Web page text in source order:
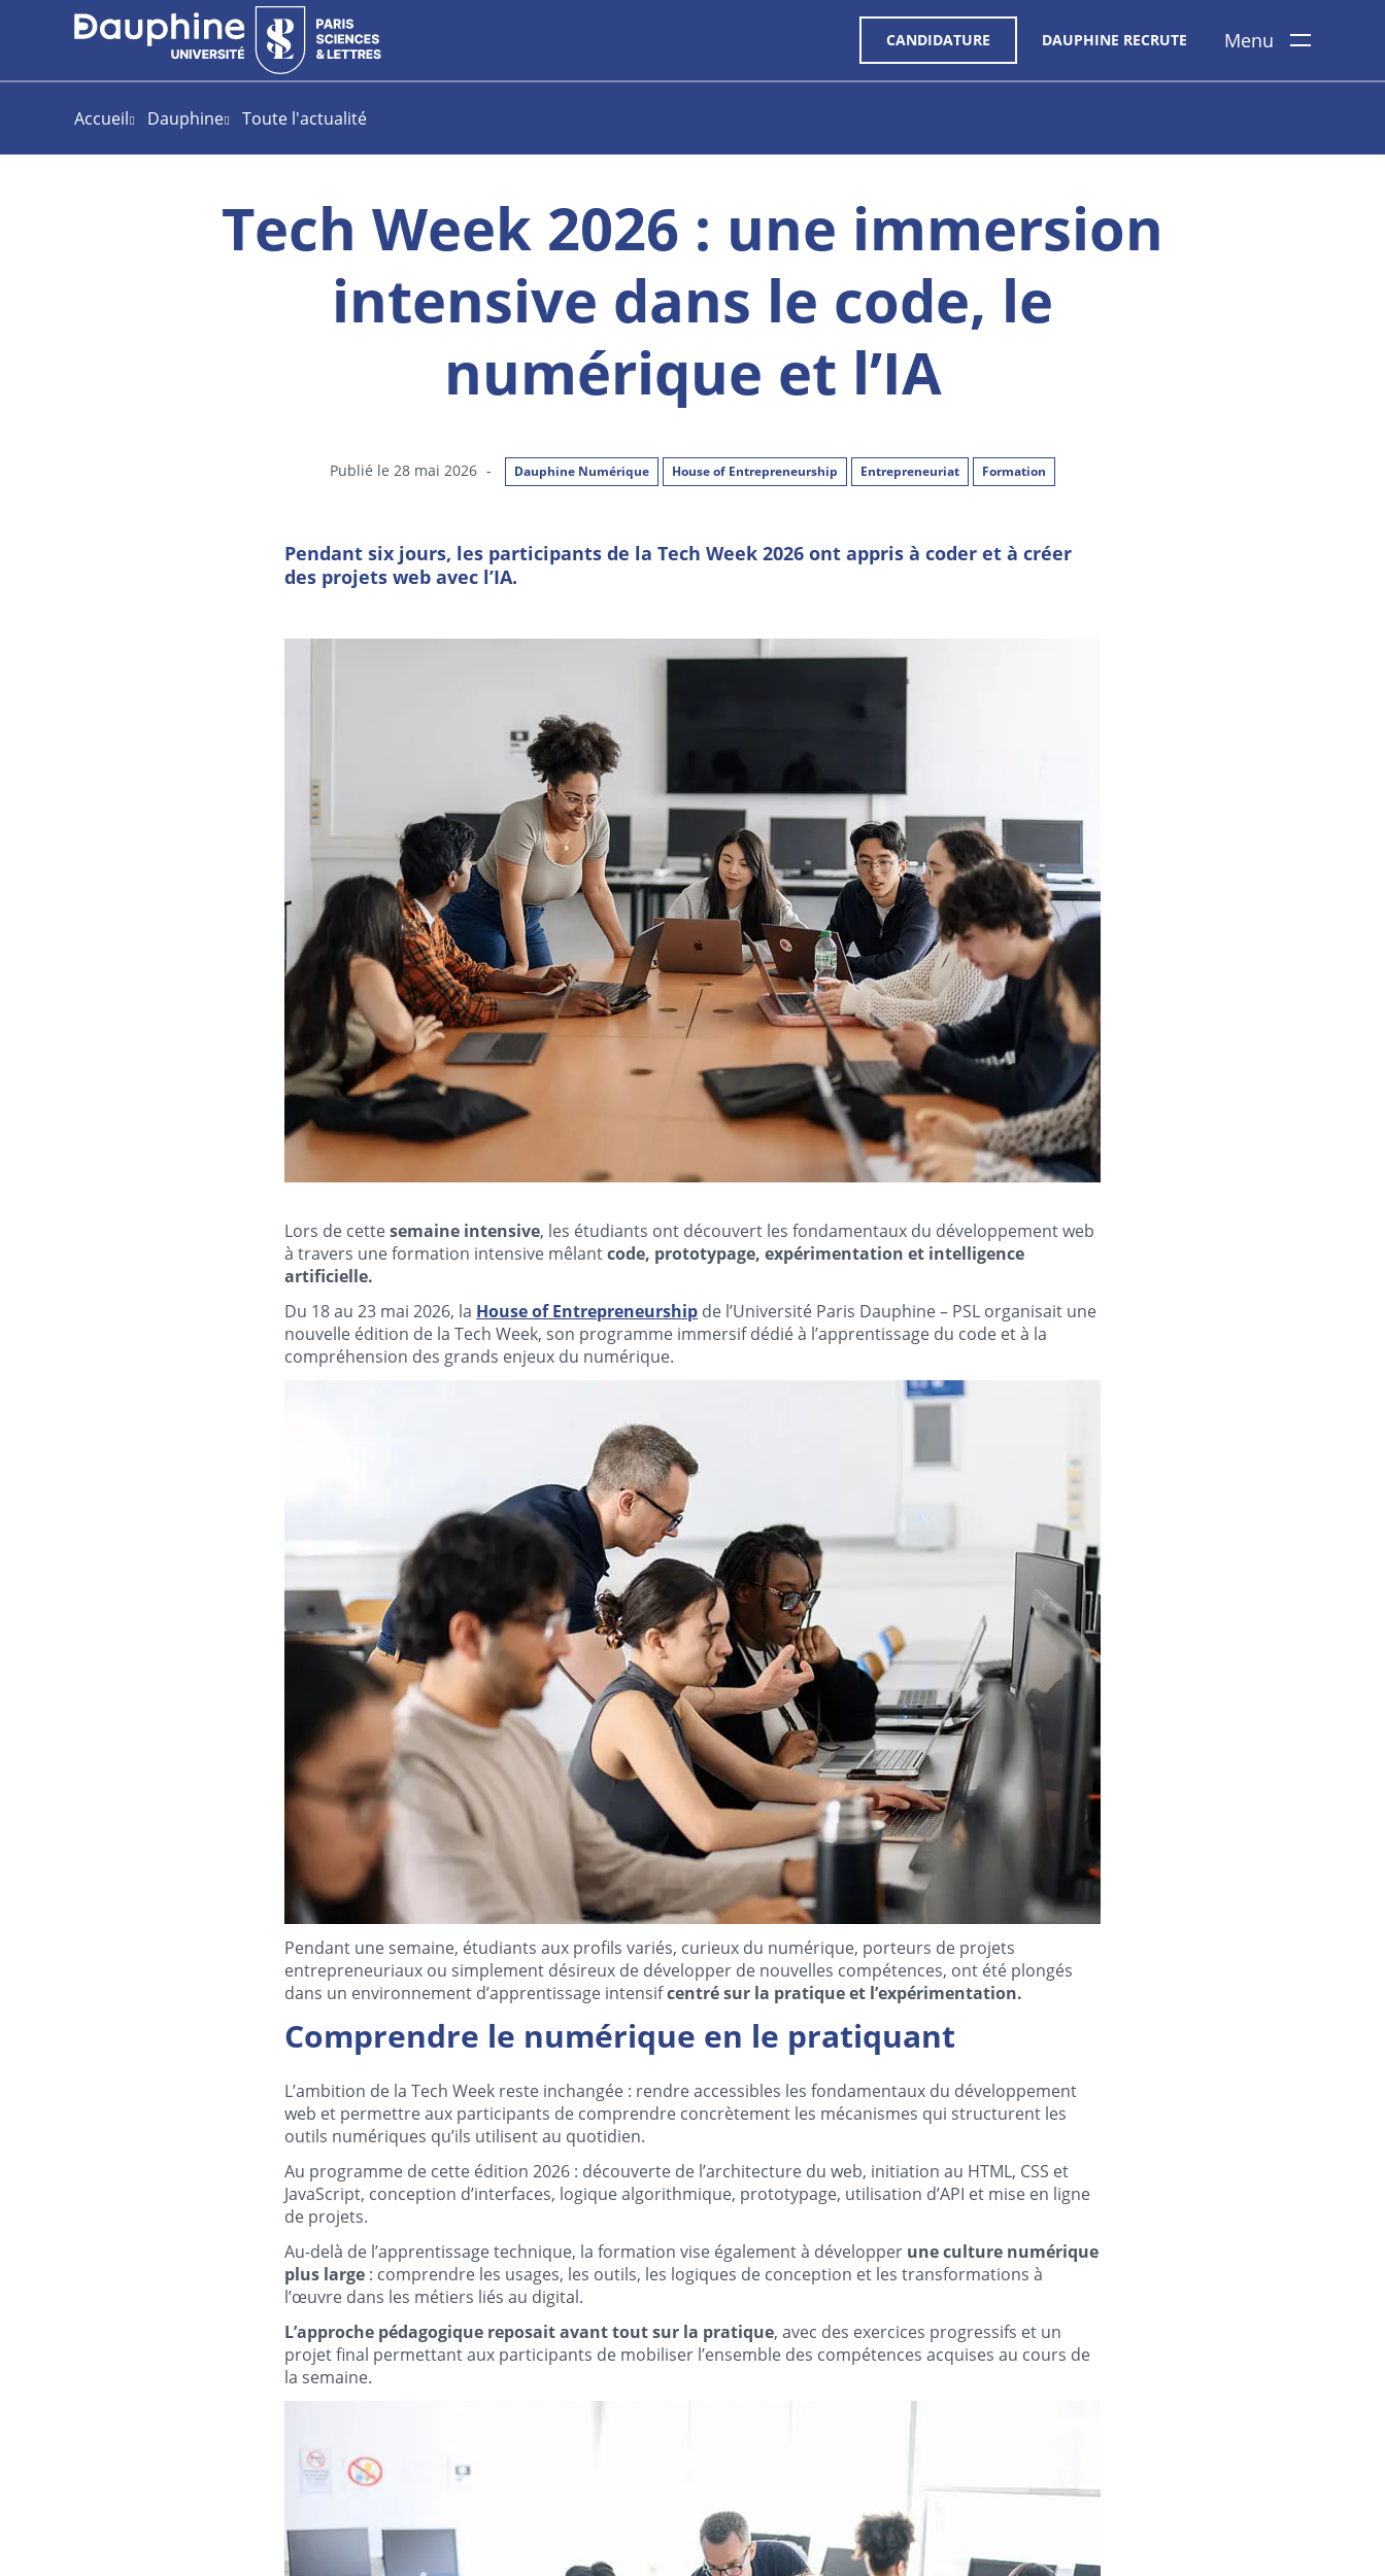
CANDIDATURE DAUPHINE RECRUTE Menu
Accueil Dauphine Toute l'actualité
Tech Week 2026 : une immersion
intensive dans le code, le
numérique et l’IA
Publié le 28 mai 2026 - Dauphine Numérique House of Entrepreneurship Entrepreneuriat Formation
Pendant six jours, les participants de la Tech Week 2026 ont appris à coder et à créer
des projets web avec l’IA.
Lors de cettesemaine intensive, les étudiants ont découvert les fondamentaux du développement web
à travers une formation intensive mêlantcode, prototypage, expérimentation et intelligence
artificielle.
Du 18 au 23 mai 2026, la House of Entrepreneurship de l’Université Paris Dauphine – PSL organisait une
nouvelle édition de la Tech Week, son programme immersif dédié à l’apprentissage du code et à la
compréhension des grands enjeux du numérique.
Pendant une semaine, étudiants aux profils variés, curieux du numérique, porteurs de projets
entrepreneuriaux ou simplement désireux de développer de nouvelles compétences, ont été plongés
dans un environnement d’apprentissage intensifcentré sur la pratique et l’expérimentation.
Comprendre le numérique en le pratiquant
L’ambition de la Tech Week reste inchangée : rendre accessibles les fondamentaux du développement
web et permettre aux participants de comprendre concrètement les mécanismes qui structurent les
outils numériques qu’ils utilisent au quotidien.
Au programme de cette édition 2026 : découverte de l’architecture du web, initiation au HTML, CSS et
JavaScript, conception d’interfaces, logique algorithmique, prototypage, utilisation d’API et mise en ligne
de projets.
Au-delà de l’apprentissage technique, la formation vise également à développer une culture numérique
plus large : comprendre les usages, les outils, les logiques de conception et les transformations à
l’œuvre dans les métiers liés au digital.
L’approche pédagogique reposait avant tout sur la pratique, avec des exercices progressifs et un
projet final permettant aux participants de mobiliser l’ensemble des compétences acquises au cours de
la semaine.